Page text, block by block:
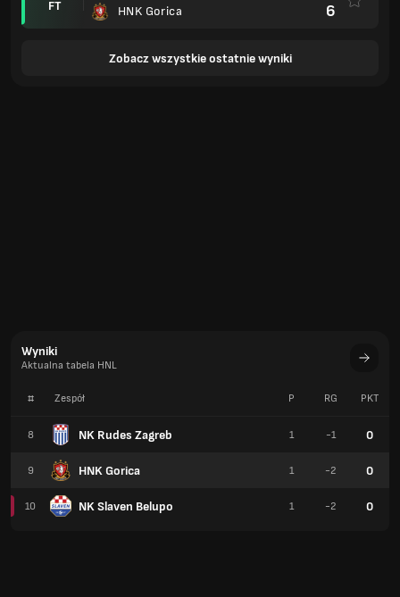
FT
HNK Gorica
6
Zobacz wszystkie ostatnie wyniki
Wyniki
Aktualna tabela HNL
# Zespół
8 NK Rudes Zagreb
9 HNK Gorica
10 NK Slaven Belupo
P RG PKT
1 -1 0
1 -2 0
1 -2 0